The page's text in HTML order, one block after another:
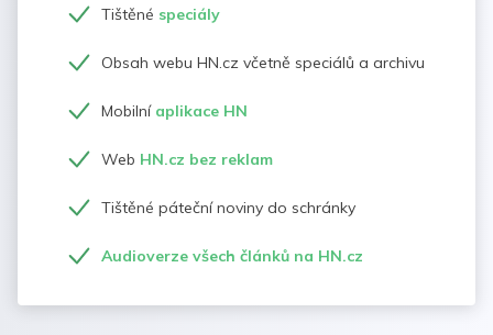
Tištěné speciály
Obsah webu HN.cz včetně speciálů a archivu
Mobilní aplikace HN
Web HN.cz bez reklam
Tištěné páteční noviny do schránky
Audioverze všech článků na HN.cz